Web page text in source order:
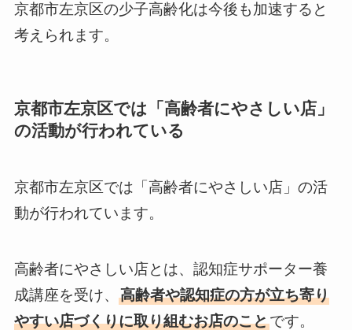
京都市左京区の少子高齢化は今後も加速すると
考えられます。
京都市左京区では「高齢者にやさしい店」
の活動が行われている
京都市左京区では「高齢者にやさしい店」の活
動が行われています。
高齢者にやさしい店とは、認知症サポーター養
成講座を受け、 高齢者や認知症の方が立ち寄り
やすい店づくりに取り組むお店のことです。